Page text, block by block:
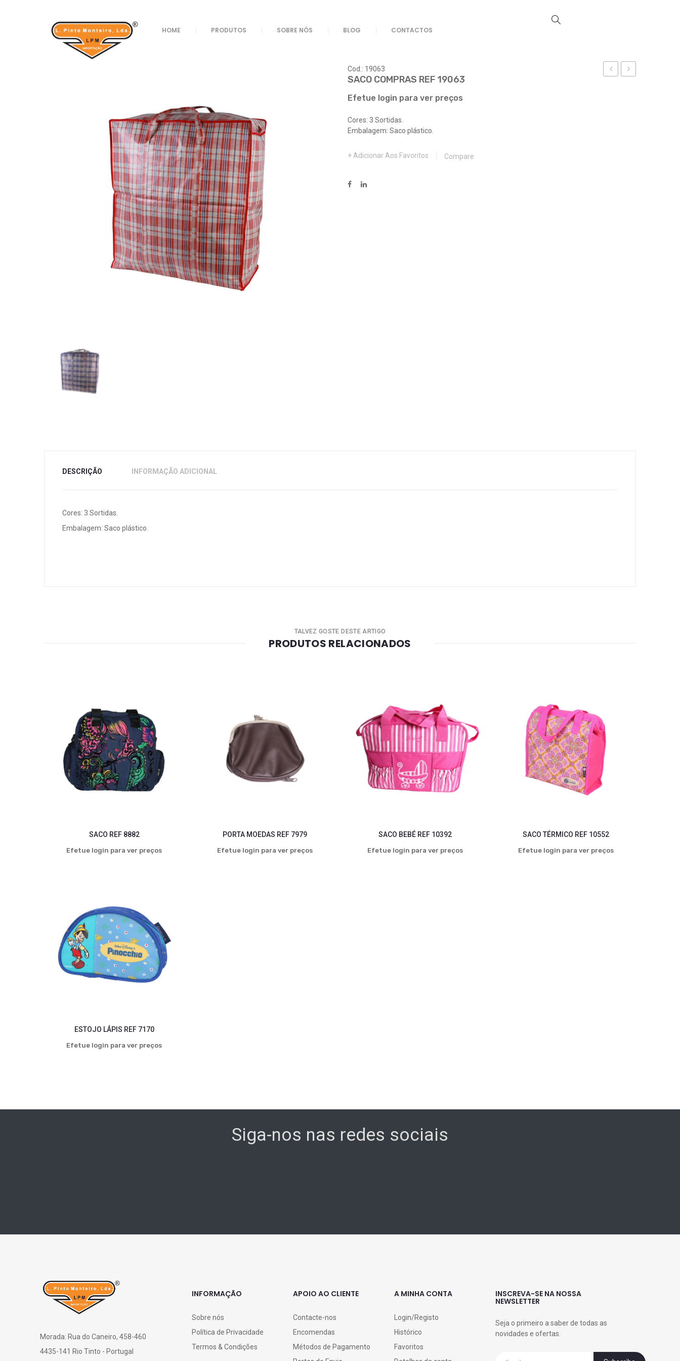
HOME PRODUTOS SOBRE NÓS BLOG CONTACTOS
Loja /Sacos E Bagagem
Cod.: 19063
SACO COMPRAS REF 19063
Efetue login para ver preços
Cores: 3 Sortidas.
Embalagem: Saco plástico.
Adicionar Aos Favoritos Compare
DESCRIÇÃO INFORMAÇÃO ADICIONAL
Cores: 3 Sortidas.
Embalagem: Saco plástico.
TALVEZ GOSTE DESTE ARTIGO
PRODUTOS RELACIONADOS
SACO REF 8882
Efetue login para ver preços
PORTA MOEDAS REF 7979
Efetue login para ver preços
SACO BEBÉ REF 10392
Efetue login para ver preços
SACO TÉRMICO REF 10552
Efetue login para ver preços
ESTOJO LÁPIS REF 7170
Efetue login para ver preços
Siga-nos nas redes sociais
Morada: Rua do Caneiro, 458-460
4435-141 Rio Tinto - Portugal
INFORMAÇÃO
Sobre nós
Política de Privacidade
Termos & Condições
APOIO AO CLIENTE
Contacte-nos
Encomendas
Métodos de Pagamento
A MINHA CONTA
Login/Registo
Histórico
Favoritos
INSCREVA-SE NA NOSSA
NEWSLETTER
Seja o primeiro a saber de todas as
novidades e ofertas.